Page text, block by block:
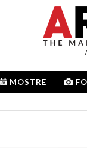
MOSTRE